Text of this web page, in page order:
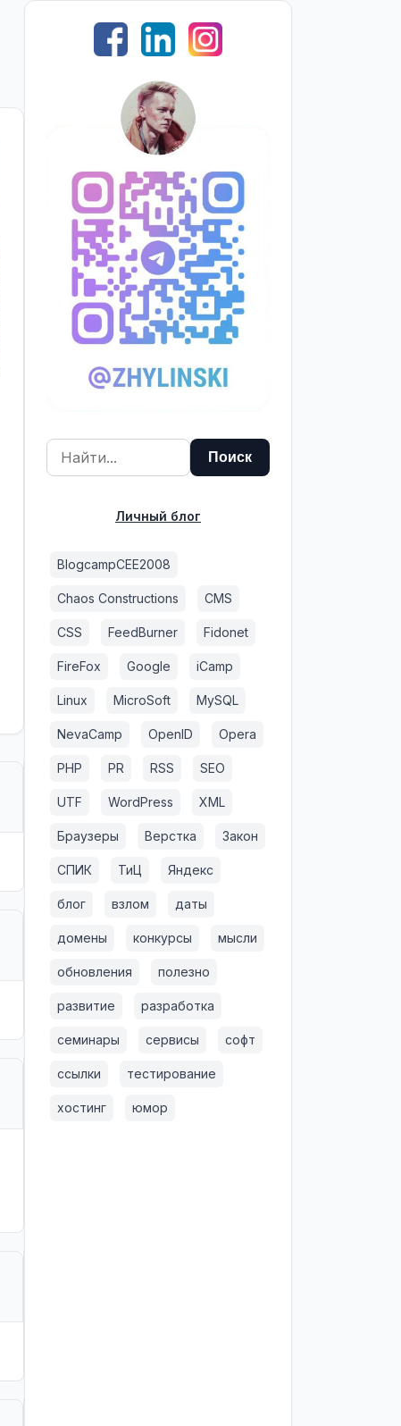
Личный блог
BlogcampCEE2008
Chaos Constructions CMS
CSS FeedBurner Fidonet
FireFox Google iCamp
Linux MicroSoft MySQL
NevaCamp OpenID Opera
PHP PR RSS SEO
UTF WordPress XML
Браузеры Верстка Закон
СПИК ТиЦ Яндекс
блог взлом даты
домены конкурсы мысли
обновления полезно
развитие разработка
семинары сервисы софт
ссылки тестирование
хостинг юмор